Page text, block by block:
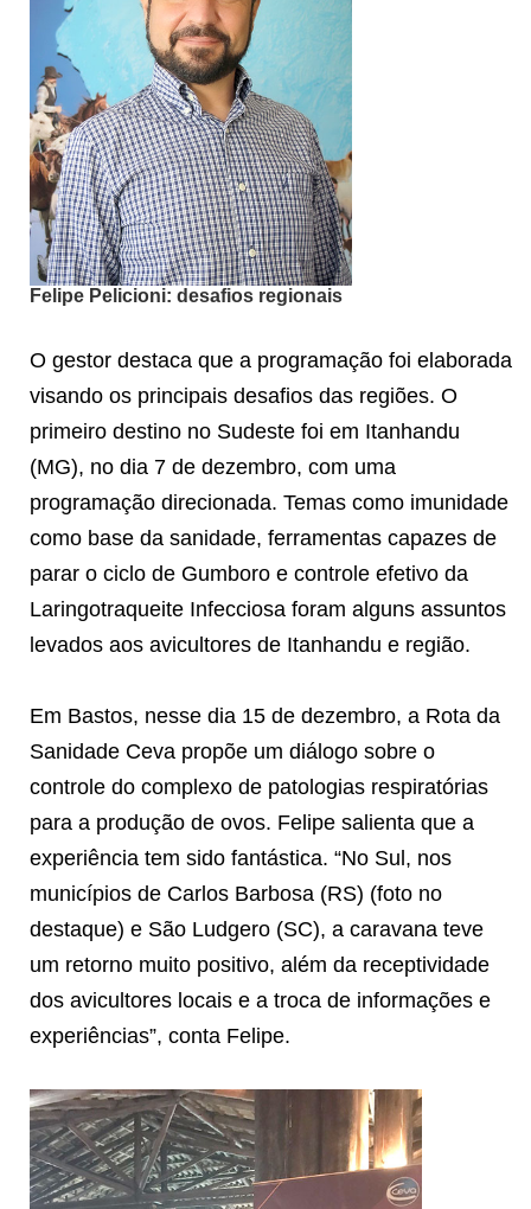
Felipe Pelicioni: desafios regionais
O gestor destaca que a programação foi elaborada
visando os principais desafios das regiões. O
primeiro destino no Sudeste foi em Itanhandu
(MG), no dia 7 de dezembro, com uma
programação direcionada. Temas como imunidade
como base da sanidade, ferramentas capazes de
parar o ciclo de Gumboro e controle efetivo da
Laringotraqueite Infecciosa foram alguns assuntos
levados aos avicultores de Itanhandu e região.
Em Bastos, nesse dia 15 de dezembro, a Rota da
Sanidade Ceva propõe um diálogo sobre o
controle do complexo de patologias respiratórias
para a produção de ovos. Felipe salienta que a
experiência tem sido fantástica. “No Sul, nos
municípios de Carlos Barbosa (RS) (foto no
destaque) e São Ludgero (SC), a caravana teve
um retorno muito positivo, além da receptividade
dos avicultores locais e a troca de informações e
experiências”, conta Felipe.